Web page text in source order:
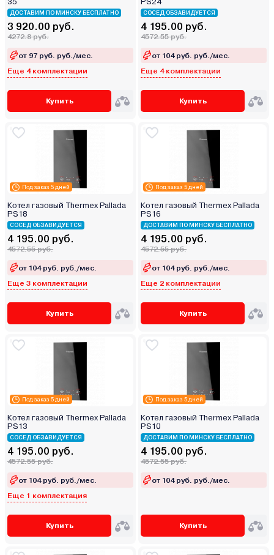
ДОСТАВИМ ПО МИНСКУ БЕСПЛАТНО
3 920.00 руб.
4272.8 руб.
от 97 руб. руб./мес.
Еще 4 комплектации
Купить
СОСЕД ОБЗАВИДУЕТСЯ
4 195.00 руб.
4572.55 руб.
от 104 руб. руб./мес.
Еще 4 комплектации
Купить
Под заказ 5 дней
Котел газовый Thermex Pallada
PS18
СОСЕД ОБЗАВИДУЕТСЯ
4 195.00 руб.
4572.55 руб.
от 104 руб. руб./мес.
Еще 3 комплектации
Купить
Под заказ 5 дней
Котел газовый Thermex Pallada
PS16
ДОСТАВИМ ПО МИНСКУ БЕСПЛАТНО
4 195.00 руб.
4572.55 руб.
от 104 руб. руб./мес.
Еще 2 комплектации
Купить
Под заказ 5 дней
Котел газовый Thermex Pallada
PS13
СОСЕД ОБЗАВИДУЕТСЯ
4 195.00 руб.
4572.55 руб.
от 104 руб. руб./мес.
Еще 1 комплектация
Купить
Под заказ 5 дней
Котел газовый Thermex Pallada
PS10
ДОСТАВИМ ПО МИНСКУ БЕСПЛАТНО
4 195.00 руб.
4572.55 руб.
от 104 руб. руб./мес.
Купить